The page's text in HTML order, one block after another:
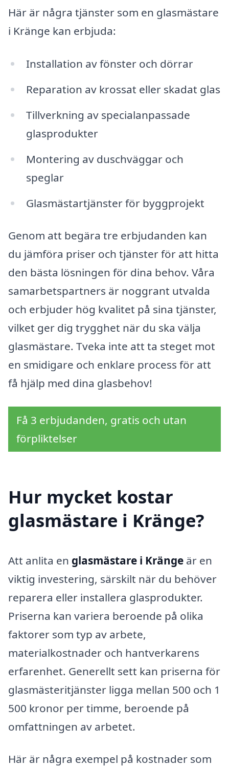
Här är några tjänster som en glasmästare
i Kränge kan erbjuda:
Installation av fönster och dörrar
Reparation av krossat eller skadat glas
Tillverkning av specialanpassade
glasprodukter
Montering av duschväggar och
speglar
Glasmästartjänster för byggprojekt
Genom att begära tre erbjudanden kan
du jämföra priser och tjänster för att hitta
den bästa lösningen för dina behov. Våra
samarbetspartners är noggrant utvalda
och erbjuder hög kvalitet på sina tjänster,
vilket ger dig trygghet när du ska välja
glasmästare. Tveka inte att ta steget mot
en smidigare och enklare process för att
få hjälp med dina glasbehov!
Få 3 erbjudanden, gratis och utan
förpliktelser
Hur mycket kostar
glasmästare i Kränge?
Att anlita en glasmästare i Kränge är en
viktig investering, särskilt när du behöver
reparera eller installera glasprodukter.
Priserna kan variera beroende på olika
faktorer som typ av arbete,
materialkostnader och hantverkarens
erfarenhet. Generellt sett kan priserna för
glasmästeritjänster ligga mellan 500 och 1
500 kronor per timme, beroende på
omfattningen av arbetet.
Här är några exempel på kostnader som